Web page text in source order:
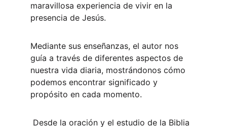
maravillosa experiencia de vivir en la
presencia de Jesús.
Mediante sus enseñanzas, el autor nos
guía a través de diferentes aspectos de
nuestra vida diaria, mostrándonos cómo
podemos encontrar significado y
propósito en cada momento.